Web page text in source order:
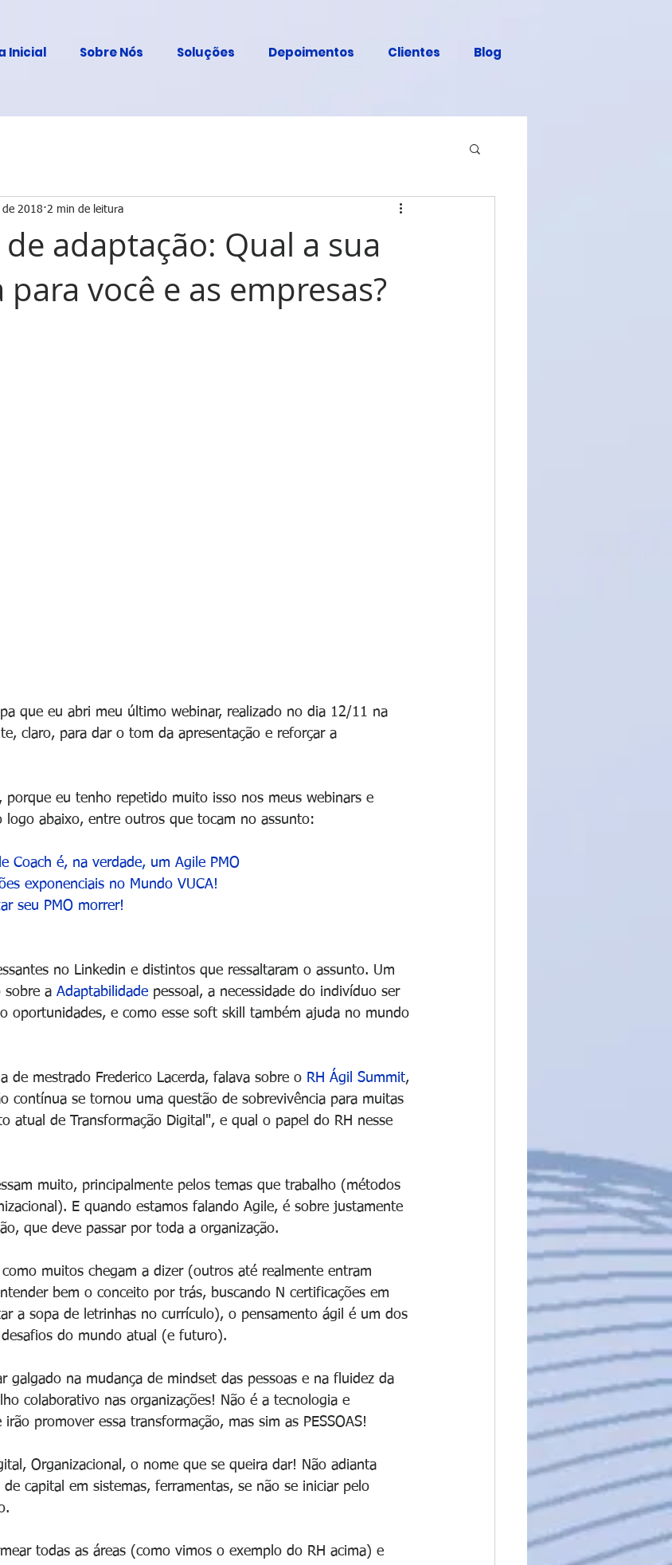
Inicial Sobre Nós Soluções Depoimentos Clientes Blog
adaptação: Qual a sua
você e as empresas?
de 2018 2 min de leitura
que eu abri meu último webinar, realizado no dia 12/11 na
claro, para dar o tom da apresentação e reforçar a
porque eu tenho repetido muito isso nos meus webinars e
logo abaixo, entre outros que tocam no assunto:
Coach é, na verdade, um Agile PMO
exponenciais no Mundo VUCA!
seu PMO morrer!
no Linkedin e distintos que ressaltaram o assunto. Um
sobre a Adaptabilidade pessoal, a necessidade do indivíduo ser
oportunidades, e como esse soft skill também ajuda no mundo
de mestrado Frederico Lacerda, falava sobre o RH Ágil Summit,
contínua se tornou uma questão de sobrevivência para muitas
atual de Transformação Digital", e qual o papel do RH nesse
muito, principalmente pelos temas que trabalho (métodos
E quando estamos falando Agile, é sobre justamente
que deve passar por toda a organização.
muitos chegam a dizer (outros até realmente entram
bem o conceito por trás, buscando N certificações em
a sopa de letrinhas no currículo), o pensamento ágil é um dos
do mundo atual (e futuro).
galgado na mudança de mindset das pessoas e na fluidez da
colaborativo nas organizações! Não é a tecnologia e
promover essa transformação, mas sim as PESSOAS!
Organizacional, o nome que se queira dar! Não adianta
capital em sistemas, ferramentas, se não se iniciar pelo
todas as áreas (como vimos o exemplo do RH acima) e